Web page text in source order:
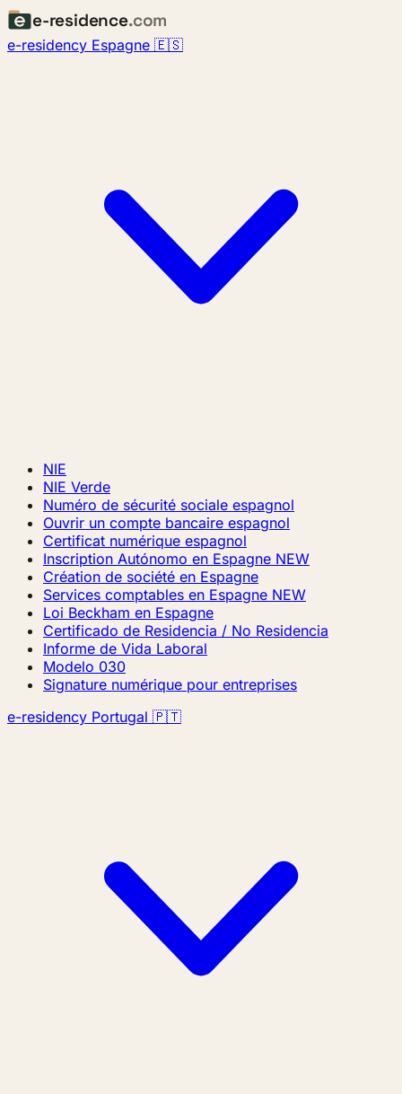
e-residence.com
e-residency Espagne 🇪🇸
NIE
NIE Verde
Numéro de sécurité sociale espagnol
Ouvrir un compte bancaire espagnol
Certificat numérique espagnol
Inscription Autónomo en Espagne NEW
Création de société en Espagne
Services comptables en Espagne NEW
Loi Beckham en Espagne
Certificado de Residencia / No Residencia
Informe de Vida Laboral
Modelo 030
Signature numérique pour entreprises
e-residency Portugal 🇵🇹